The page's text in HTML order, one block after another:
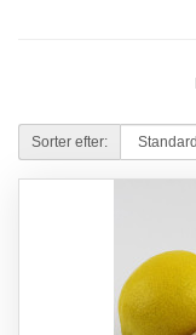
Sorter efter: